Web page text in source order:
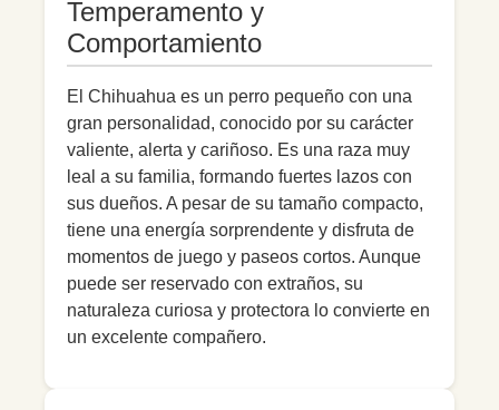
Temperamento y
Comportamiento
El Chihuahua es un perro pequeño con una
gran personalidad, conocido por su carácter
valiente, alerta y cariñoso. Es una raza muy
leal a su familia, formando fuertes lazos con
sus dueños. A pesar de su tamaño compacto,
tiene una energía sorprendente y disfruta de
momentos de juego y paseos cortos. Aunque
puede ser reservado con extraños, su
naturaleza curiosa y protectora lo convierte en
un excelente compañero.